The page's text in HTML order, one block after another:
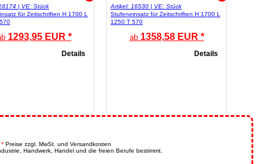
| VE: Stück
für Zeitschriften H 1700 L
1293,95 EUR *
Details
Artikel: 16530 | VE: Stück
Stufeneinsatz für Zeitschriften H 1700 L
1250 T 570
ab 1358,58 EUR *
Details
* Preise zzgl. MwSt. und Versandkosten
Handwerk, Handel und die freien Berufe bestimmt.